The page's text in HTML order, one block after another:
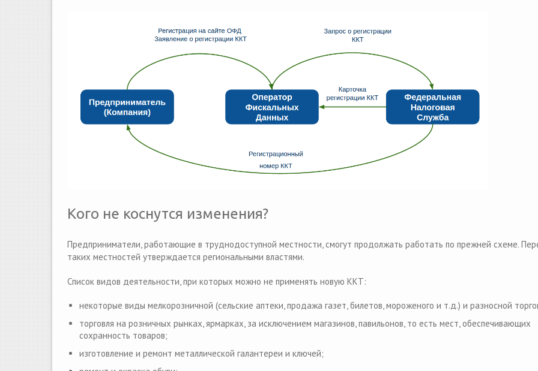
Кого не коснутся изменения?
Предприниматели, работающие в труднодоступной местности, смогут продолжать работать по прежней схеме.
таких местностей утверждается региональными властями.
Список видов деятельности, при которых можно не применять новую ККТ:
некоторые виды мелкорозничной (сельские аптеки, продажа газет, билетов, мороженого и т.д.) и разносной
торговля на розничных рынках, ярмарках, за исключением магазинов, павильонов, то есть мест, обеспечивающих
сохранность товаров;
изготовление и ремонт металлической галантереи и ключей;